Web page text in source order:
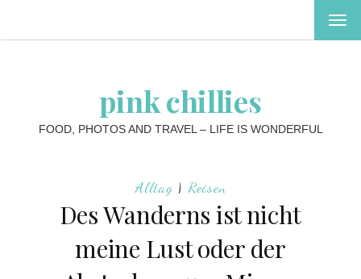
pink chillies
FOOD, PHOTOS AND TRAVEL – LIFE IS WONDERFUL
Alltag| Reisen
Des Wanderns ist nicht
meine Lust oder der